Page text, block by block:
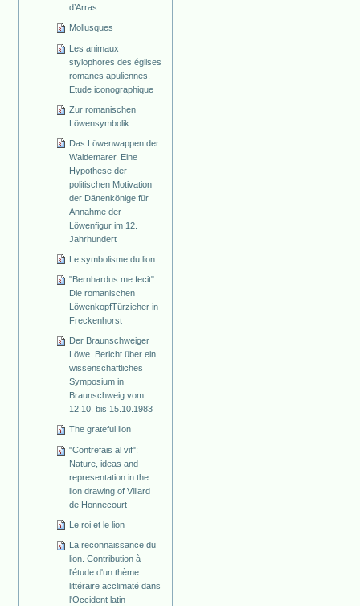
d’Arras
Mollusques
Les animaux
stylophores des églises
romanes apuliennes.
Etude iconographique
Zur romanischen
Löwensymbolik
Das Löwenwappen der
Waldemarer. Eine
Hypothese der
politischen Motivation
der Dänenkönige für
Annahme der
Löwenfigur im 12.
Jahrhundert
Le symbolisme du lion
"Bernhardus me fecit":
Die romanischen
Löwenkopf­Türzieher in
Freckenhorst
Der Braunschweiger
Löwe. Bericht über ein
wissenschaftliches
Symposium in
Braunschweig vom
12.10. bis 15.10.1983
The grateful lion
"Contrefais al vif":
Nature, ideas and
representation in the
lion drawing of Villard
de Honnecourt
Le roi et le lion
La reconnaissance du
lion. Contribution à
l'étude d'un thème
littéraire acclimaté dans
l'Occident latin